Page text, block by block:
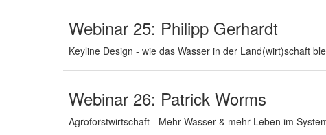
Webinar 25: Philipp Gerhardt
Keyline Design - wie das Wasser in der Land(wirt)schaft
Webinar 26: Patrick Worms
Agroforstwirtschaft - Mehr Wasser & mehr Leben im